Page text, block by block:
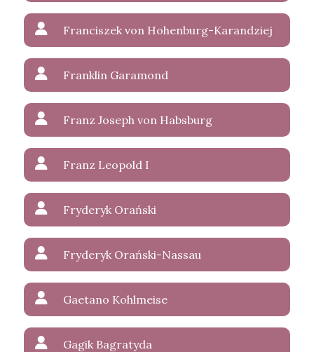
Franciszek von Hohenburg-Karandziej
Franklin Garamond
Franz Joseph von Habsburg
Franz Leopold I
Fryderyk Orański
Fryderyk Orański-Nassau
Gaetano Kohlmeise
Gagik Bagratyda